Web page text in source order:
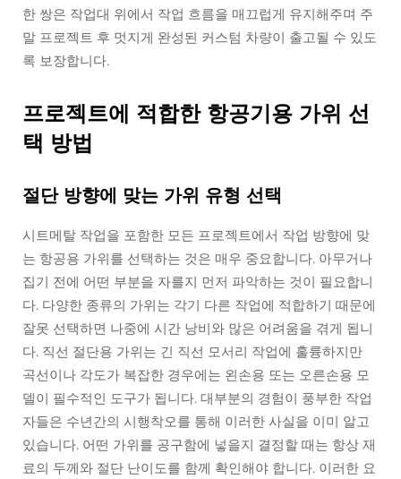
한 쌍은 작업대 위에서 작업 흐름을 매끄럽게 유지해주며 주
말 프로젝트 후 멋지게 완성된 커스텀 차량이 출고될 수 있도
록 보장합니다.
프로젝트에 적합한 항공기용 가위 선
택 방법
절단 방향에 맞는 가위 유형 선택
시트메탈 작업을 포함한 모든 프로젝트에서 작업 방향에 맞
는 항공용 가위를 선택하는 것은 매우 중요합니다. 아무거나
집기 전에 어떤 부분을 자를지 먼저 파악하는 것이 필요합니
다. 다양한 종류의 가위는 각기 다른 작업에 적합하기 때문에
잘못 선택하면 나중에 시간 낭비와 많은 어려움을 겪게 됩니
다. 직선 절단용 가위는 긴 직선 모서리 작업에 훌륭하지만
곡선이나 각도가 복잡한 경우에는 왼손용 또는 오른손용 모
델이 필수적인 도구가 됩니다. 대부분의 경험이 풍부한 작업
자들은 수년간의 시행착오를 통해 이러한 사실을 이미 알고
있습니다. 어떤 가위를 공구함에 넣을지 결정할 때는 항상 재
료의 두께와 절단 난이도를 함께 확인해야 합니다. 이러한 요